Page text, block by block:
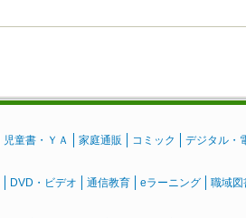
児童書・ＹＡ 家庭通販 コミック デジタル・
DVD・ビデオ 通信教育 eラーニング 職域図